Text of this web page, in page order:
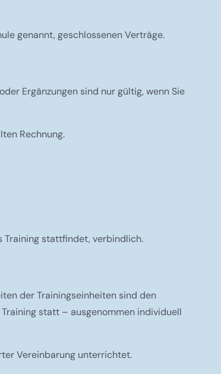
genannt, geschlossenen Verträge.
Ergänzungen sind nur gültig, wenn Sie
Rechnung.
Training stattfindet, verbindlich.
der Trainingseinheiten sind den
statt – ausgenommen individuell
Vereinbarung unterrichtet.